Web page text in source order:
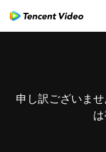
申し訳ございま